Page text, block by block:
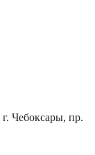
Чебоксары, пр.